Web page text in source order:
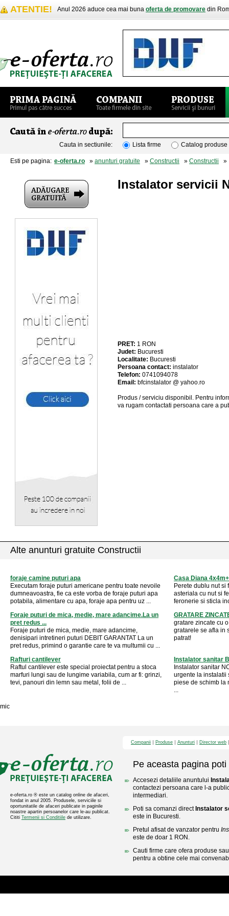
ATENTIE! Anul 2026 aduce cea mai buna oferta de promovare din
Cauta in sectiunile: Lista firme Catalog produse
Esti pe pagina: e-oferta.ro » anunturi gratuite » Constructii » Constructii »
Instalator servicii
PRET: 1 RON
Judet: Bucuresti
Localitate: Bucuresti
Persoana contact: instalator
Telefon: 0741094078
Email: bfcinstalator @ yahoo.ro
Produs / serviciu disponibil . Pentru
va rugam contactati persoana care a
Alte anunturi gratuite Constructii
foraje camine puturi apa
Executam foraje puturi americane pentru toate nevoile
dumneavoastra, fie ca este vorba de foraje puturi apa
potabila, alimentare cu apa, foraje apa pentru uz ...
Casa Diana
Perete dublu nut si
asteriala cu nut si
feronerie si sticla
Foraje puturi de mica, medie, mare adancime.La un
pret redus ...
Foraje puturi de mica, medie, mare adancime,
denisipari intretineri puturi DEBIT GARANTAT La un
pret redus, primind o garantie care te va multumii cu ...
GRATARE
gratare zincate cu
gratarele se afla in
patrat!
Rafturi cantilever
Raftul cantilever este special proiectat pentru a stoca
marfuri lungi sau de lungime variabila, cum ar fi: grinzi,
tevi, panouri din lemn sau metal, folii de ...
Instalator sanitar
Instalator sanitar
urgente la instalatii
piese de schimb la
...
mic
e-oferta.ro ® este un catalog online de afaceri,
fondat in anul 2005. Produsele, serviciile si
oportunitatile de afaceri publicate in paginile
noastre apartin persoanelor care le-au publicat.
Cititi Termenii si Conditiile de utilizare.
Companii Produse Anunturi Director web
Pe aceasta pagina poti
Accesezi detaliile anuntului
contactezi persoana care l-a
intermediari.
Poti sa comanzi direct Instalator
este in Bucuresti.
Pretul afisat de vanzator pentru
este de doar 1 RON.
Cauti firme care ofera produse
pentru a obtine cele mai